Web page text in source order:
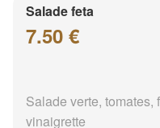
Salade feta
7.50 €
Salade verte, tomates,
vinaigrette